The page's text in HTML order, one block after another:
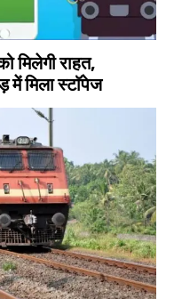
मिलेगी राहत,
में मिला स्टाॅपेज